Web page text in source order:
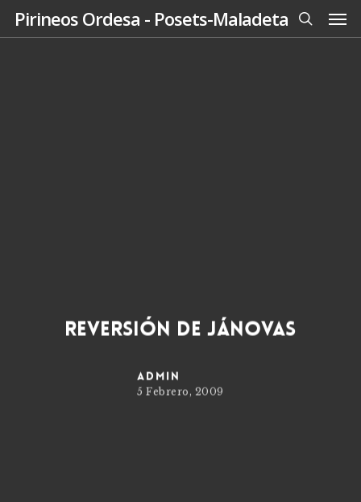
SkipPirineos Ordesa - Posets-Maladeta
search
Reversión de Jánovas
admin
5 Febrero, 2009